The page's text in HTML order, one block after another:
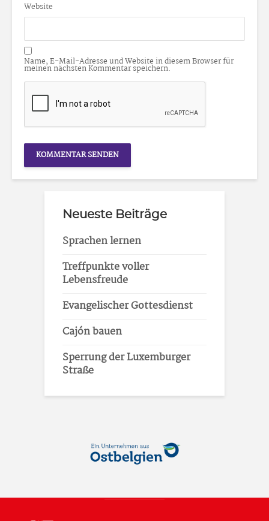
Website
Name, E-Mail-Adresse und Website in diesem Browser für
meinen nächsten Kommentar speichern.
Neueste Beiträge
Sprachen lernen
Treffpunkte voller
Lebensfreude
Evangelischer Gottesdienst
Cajón bauen
Sperrung der Luxemburger
Straße